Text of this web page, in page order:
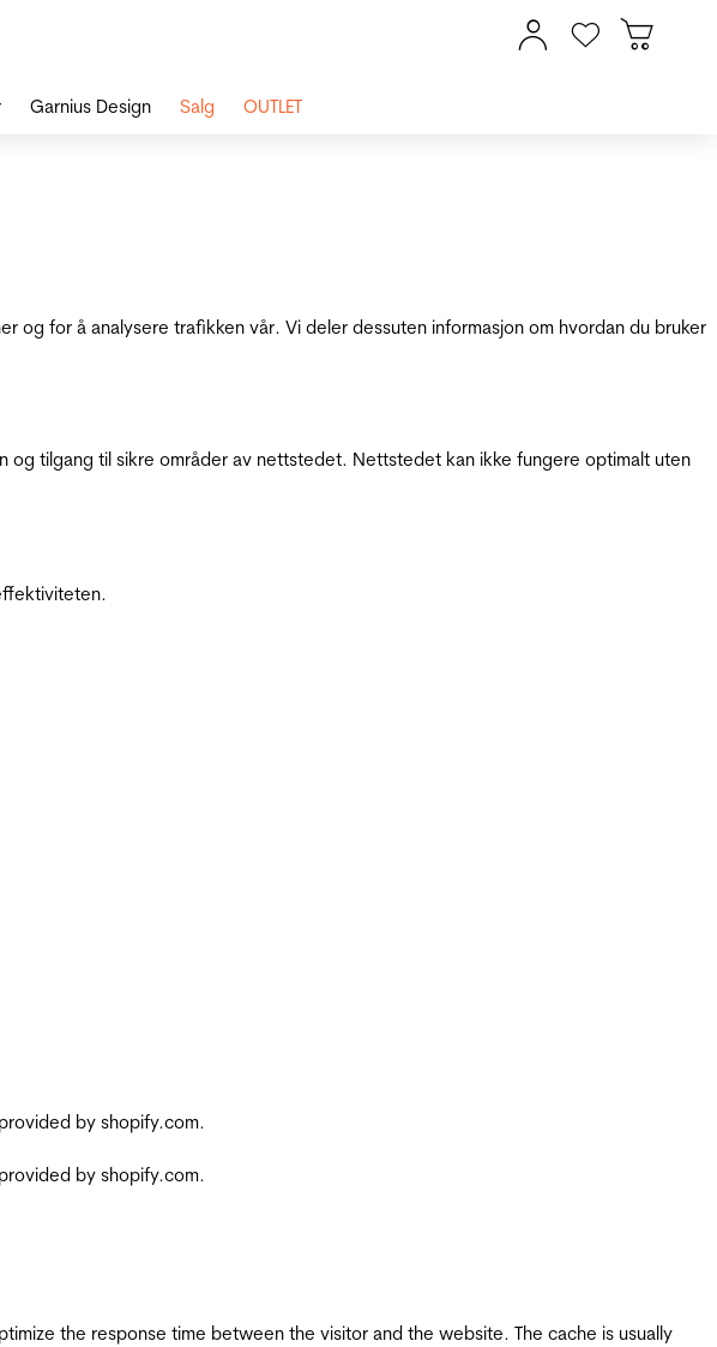
og for å analysere trafikken vår. Vi deler dessuten informasjon om hvordan du bruker
tilgang til sikre områder av nettstedet. Nettstedet kan ikke fungere optimalt uten
by shopify.com.
by shopify.com.
the response time between the visitor and the website. The cache is usually
Garnius Design Salg OUTLET